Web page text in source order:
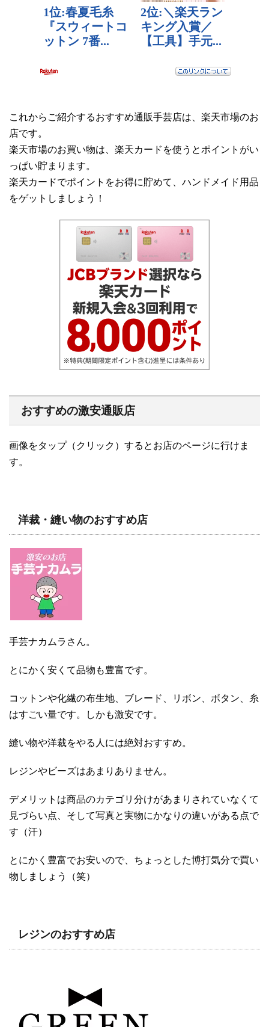
これからご紹介するおすすめ通販手芸店は、楽天市場のお
店です。
楽天市場のお買い物は、楽天カードを使うとポイントがい
っぱい貯まります。
楽天カードでポイントをお得に貯めて、ハンドメイド用品
をゲットしましょう！
おすすめの激安通販店
画像をタップ（クリック）するとお店のページに行けま
す。
洋裁・縫い物のおすすめ店
手芸ナカムラさん。
とにかく安くて品物も豊富です。
コットンや化繊の布生地、ブレード、リボン、ボタン、糸
はすごい量です。しかも激安です。
縫い物や洋裁をやる人には絶対おすすめ。
レジンやビーズはあまりありません。
デメリットは商品のカテゴリ分けがあまりされていなくて
見づらい点、そして写真と実物にかなりの違いがある点で
す（汗）
とにかく豊富でお安いので、ちょっとした博打気分で買い
物しましょう（笑）
レジンのおすすめ店